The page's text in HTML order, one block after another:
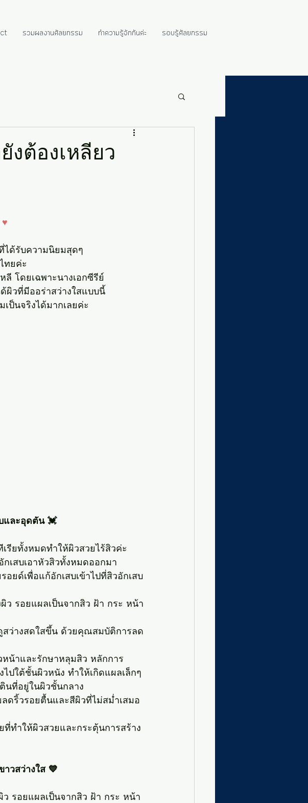
รวมผลงานศัลยกรรม ทำความรู้จักกันค่ะ รอบรู้ศัลยกรรม
งต้องเหลียว
♥
ด้รับความนิยมสุดๆ
ทยค่ะ
ลี โดยเฉพาะนางเอกซีรีย์
ผิวที่มีออร่าสว่างใสแบบนี้
ป็นจริงได้มากเลยค่ะ
และอุดตัน 💓
รียทั้งหมดทำให้ผิวสวยไร้สิวค่ะ
เสบเอาหัวสิวทั้งหมดออกมา
อยด์เพื่อแก้อักเสบเข้าไปที่สิวอักเสบ
ว รอยแผลเป็นจากสิว ฝ้า กระ หน้า
สว่างสดใสขึ้น ด้วยคุณสมบัติการลด
หน้าและรักษาหลุมสิว หลักการ
ปใต้ชั้นผิวหนัง ทำให้เกิดแผลเล็กๆ
นที่อยู่ในผิวชั้นกลาง
ดริ้วรอยตื้นและสีผิวที่ไม่สม่ำเสมอ
ทำให้ผิวสวยและกระตุ้นการสร้าง
วสว่างใส 💙
รอยแผลเป็นจากสิว ฝ้า กระ หน้า